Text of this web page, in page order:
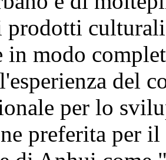
prodotti
in modo
del
per lo
preferita per